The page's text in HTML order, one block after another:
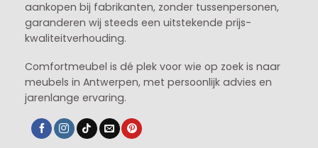
aankopen bij fabrikanten, zonder tussenpersonen,
garanderen wij steeds een uitstekende prijs-
kwaliteitverhouding.
Comfortmeubel is dé plek voor wie op zoek is naar
meubels in Antwerpen, met persoonlijk advies en
jarenlange ervaring.